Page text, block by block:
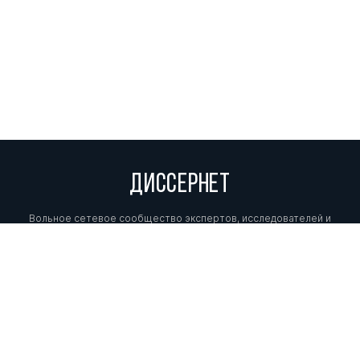
ДИССЕРНЕТ
Вольное сетевое сообщество экспертов, исследователей и